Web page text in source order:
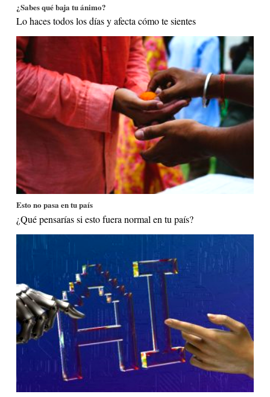
¿Sabes qué baja tu ánimo?
Lo haces todos los días y afecta cómo te sientes
Esto no pasa en tu país
¿Qué pensarías si esto fuera normal en tu país?